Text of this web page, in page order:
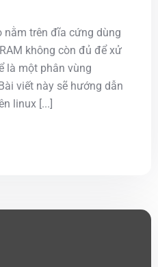
nằm trên đĩa cứng dùng
không còn đủ để xử
là một phân vùng
viết này sẽ hướng dẫn
linux [...]